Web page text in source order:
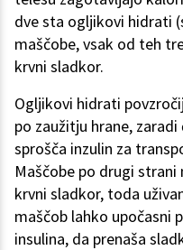
dve sta ogljikovi hidrati
maščobe, vsak od teh
krvni sladkor.
Ogljikovi hidrati
po zaužitju hrane,
sprošča inzulin za
Maščobe po drugi
krvni sladkor, toda
maščob lahko upočasni
insulina, da prenaša